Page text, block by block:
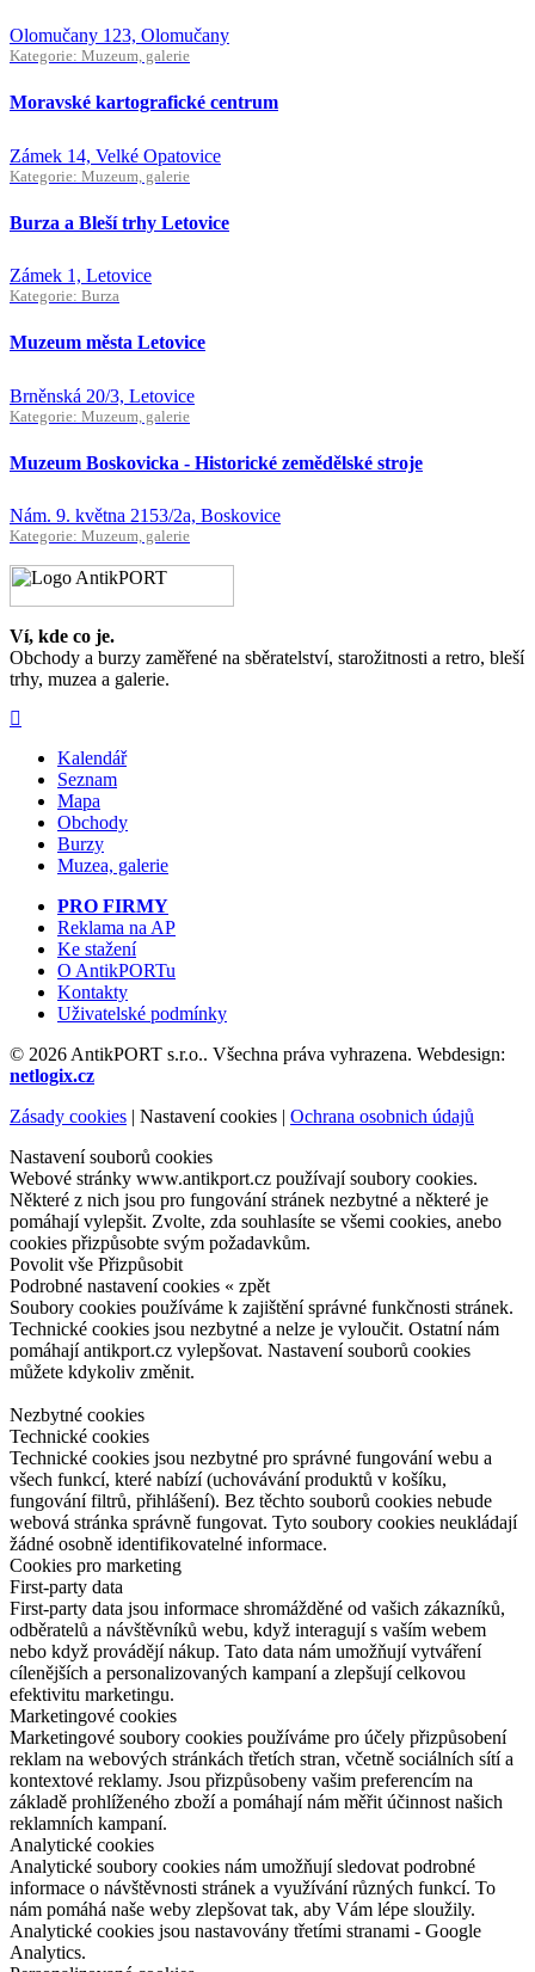
Olomučany 123, Olomučany
Kategorie: Muzeum, galerie
Moravské kartografické centrum
Zámek 14, Velké Opatovice
Kategorie: Muzeum, galerie
Burza a Bleší trhy Letovice
Zámek 1, Letovice
Kategorie: Burza
Muzeum města Letovice
Brněnská 20/3, Letovice
Kategorie: Muzeum, galerie
Muzeum Boskovicka - Historické zemědělské stroje
Nám. 9. května 2153/2a, Boskovice
Kategorie: Muzeum, galerie
Ví, kde co je.
Obchody a burzy zaměřené na sběratelství, starožitnosti a retro, bleší
trhy, muzea a galerie.
Kalendář
Seznam
Mapa
Obchody
Burzy
Muzea, galerie
PRO FIRMY
Reklama na AP
Ke stažení
O AntikPORTu
Kontakty
Uživatelské podmínky
© 2026 AntikPORT s.r.o.. Všechna práva vyhrazena. Webdesign:
netlogix.cz
Zásady cookies | Nastavení cookies | Ochrana osobnich údajů
Nastavení souborů cookies
Webové stránky www.antikport.cz používají soubory cookies.
Některé z nich jsou pro fungování stránek nezbytné a některé je
pomáhají vylepšit. Zvolte, zda souhlasíte se všemi cookies, anebo
cookies přizpůsobte svým požadavkům.
Povolit vše Přizpůsobit
Podrobné nastavení cookies « zpět
Soubory cookies používáme k zajištění správné funkčnosti stránek.
Technické cookies jsou nezbytné a nelze je vyloučit. Ostatní nám
pomáhají antikport.cz vylepšovat. Nastavení souborů cookies
můžete kdykoliv změnit.
Nezbytné cookies
Technické cookies
Technické cookies jsou nezbytné pro správné fungování webu a
všech funkcí, které nabízí (uchovávání produktů v košíku,
fungování filtrů, přihlášení). Bez těchto souborů cookies nebude
webová stránka správně fungovat. Tyto soubory cookies neukládají
žádné osobně identifikovatelné informace.
Cookies pro marketing
First-party data
First-party data jsou informace shromážděné od vašich zákazníků,
odběratelů a návštěvníků webu, když interagují s vaším webem
nebo když provádějí nákup. Tato data nám umožňují vytváření
cílenějších a personalizovaných kampaní a zlepšují celkovou
efektivitu marketingu.
Marketingové cookies
Marketingové soubory cookies používáme pro účely přizpůsobení
reklam na webových stránkách třetích stran, včetně sociálních sítí a
kontextové reklamy. Jsou přizpůsobeny vašim preferencím na
základě prohlíženého zboží a pomáhají nám měřit účinnost našich
reklamních kampaní.
Analytické cookies
Analytické soubory cookies nám umožňují sledovat podrobné
informace o návštěvnosti stránek a využívání různých funkcí. To
nám pomáhá naše weby zlepšovat tak, aby Vám lépe sloužily.
Analytické cookies jsou nastavovány třetími stranami - Google
Analytics.